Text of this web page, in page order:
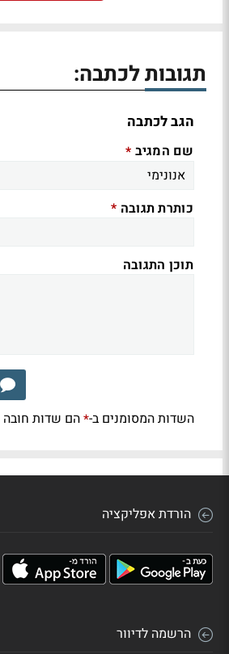
תגובות לכתבה:
הגב לכתבה
שם המגיב *
כותרת תגובה *
תוכן התגובה
השדות המסומנים ב-*הם שדות חובה
הורדת אפליקציה
הרשמה לדיוור